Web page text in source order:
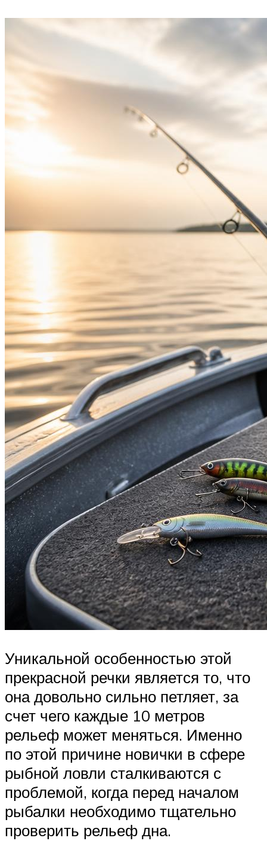
Уникальной особенностью этой
прекрасной речки является то, что
она довольно сильно петляет, за
счет чего каждые 10 метров
рельеф может меняться. Именно
по этой причине новички в сфере
рыбной ловли сталкиваются с
проблемой, когда перед началом
рыбалки необходимо тщательно
проверить рельеф дна.